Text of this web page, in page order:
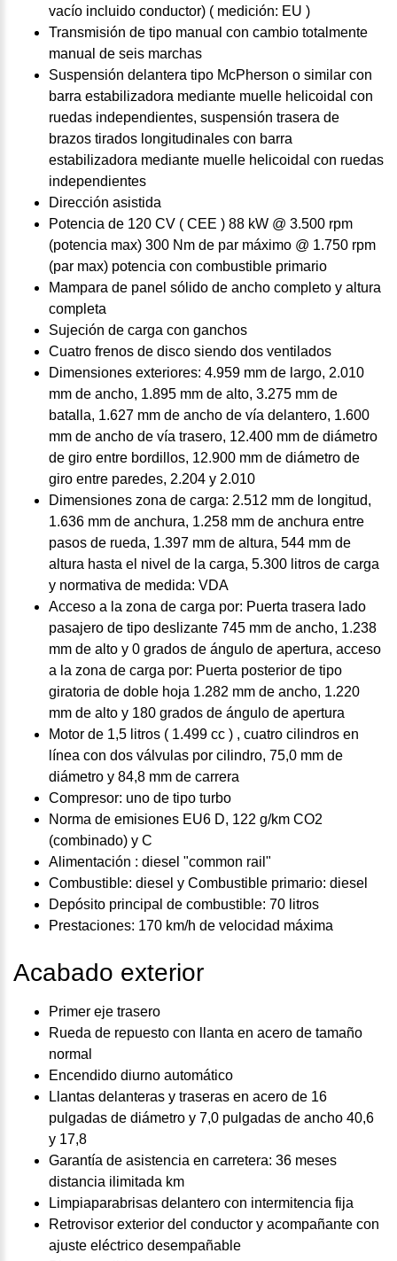
vacío incluido conductor) ( medición: EU )
Transmisión de tipo manual con cambio totalmente
manual de seis marchas
Suspensión delantera tipo McPherson o similar con
barra estabilizadora mediante muelle helicoidal con
ruedas independientes, suspensión trasera de
brazos tirados longitudinales con barra
estabilizadora mediante muelle helicoidal con ruedas
independientes
Dirección asistida
Potencia de 120 CV ( CEE ) 88 kW @ 3.500 rpm
(potencia max) 300 Nm de par máximo @ 1.750 rpm
(par max) potencia con combustible primario
Mampara de panel sólido de ancho completo y altura
completa
Sujeción de carga con ganchos
Cuatro frenos de disco siendo dos ventilados
Dimensiones exteriores: 4.959 mm de largo, 2.010
mm de ancho, 1.895 mm de alto, 3.275 mm de
batalla, 1.627 mm de ancho de vía delantero, 1.600
mm de ancho de vía trasero, 12.400 mm de diámetro
de giro entre bordillos, 12.900 mm de diámetro de
giro entre paredes, 2.204 y 2.010
Dimensiones zona de carga: 2.512 mm de longitud,
1.636 mm de anchura, 1.258 mm de anchura entre
pasos de rueda, 1.397 mm de altura, 544 mm de
altura hasta el nivel de la carga, 5.300 litros de carga
y normativa de medida: VDA
Acceso a la zona de carga por: Puerta trasera lado
pasajero de tipo deslizante 745 mm de ancho, 1.238
mm de alto y 0 grados de ángulo de apertura, acceso
a la zona de carga por: Puerta posterior de tipo
giratoria de doble hoja 1.282 mm de ancho, 1.220
mm de alto y 180 grados de ángulo de apertura
Motor de 1,5 litros ( 1.499 cc ) , cuatro cilindros en
línea con dos válvulas por cilindro, 75,0 mm de
diámetro y 84,8 mm de carrera
Compresor: uno de tipo turbo
Norma de emisiones EU6 D, 122 g/km CO2
(combinado) y C
Alimentación : diesel "common rail"
Combustible: diesel y Combustible primario: diesel
Depósito principal de combustible: 70 litros
Prestaciones: 170 km/h de velocidad máxima
Acabado exterior
Primer eje trasero
Rueda de repuesto con llanta en acero de tamaño
normal
Encendido diurno automático
Llantas delanteras y traseras en acero de 16
pulgadas de diámetro y 7,0 pulgadas de ancho 40,6
y 17,8
Garantía de asistencia en carretera: 36 meses
distancia ilimitada km
Limpiaparabrisas delantero con intermitencia fija
Retrovisor exterior del conductor y acompañante con
ajuste eléctrico desempañable